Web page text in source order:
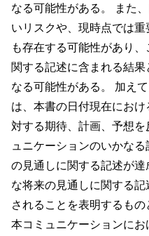
なる可能性がある。 また
いリスクや、現時点では
も存在する可能性があり
関する記述に含まれる結
なる可能性がある。 加え
は、本書の日付現在にお
対する期待、計画、予想
ュニケーションのいかな
の見通しに関する記述が
な将来の見通しに関する
されることを表明するもの
本コミュニケーションに